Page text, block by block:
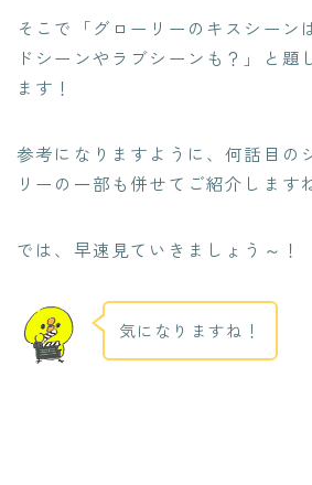
そこで「グローリーのキスシーン
ドシーンやラブシーンも？」と題
ます！
参考になりますように、何話目の
リーの一部も併せてご紹介します
では、早速見ていきましょう～！
気になりますね！